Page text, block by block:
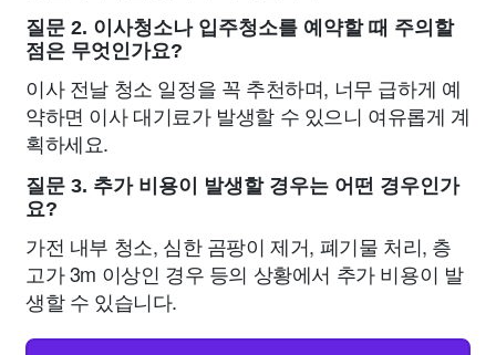
질문 2. 이사청소나 입주청소를 예약할 때 주의할
점은 무엇인가요?
이사 전날 청소 일정을 꼭 추천하며, 너무 급하게 예
약하면 이사 대기료가 발생할 수 있으니 여유롭게 계
획하세요.
질문 3. 추가 비용이 발생할 경우는 어떤 경우인가
요?
가전 내부 청소, 심한 곰팡이 제거, 폐기물 처리, 층
고가 3m 이상인 경우 등의 상황에서 추가 비용이 발
생할 수 있습니다.